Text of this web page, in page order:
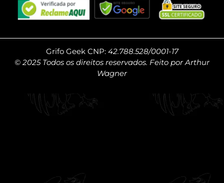
Grifo Geek CNP: 42.788.528/0001-17
© 2025 Todos os direitos reservados. Feito por Arthur
Wagner